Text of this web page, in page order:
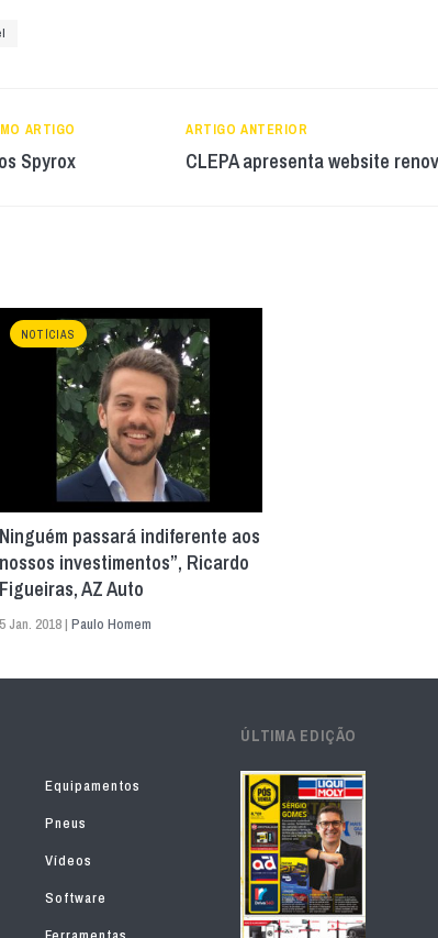
ARTIGO
Spyrox
ARTIGO ANTERIOR
CLEPA apresenta website
NOTÍCIAS
Ninguém passará indiferente aos
nossos investimentos”, Ricardo
Figueiras, AZ Auto
5 Jan. 2018 | Paulo Homem
Equipamentos
Pneus
Vídeos
Software
ÚLTIMA EDIÇÃO